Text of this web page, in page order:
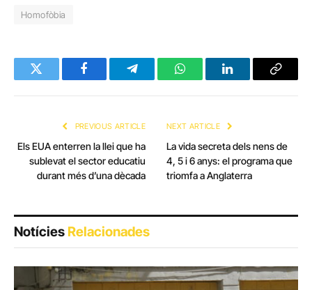
Homofòbia
Twitter FacebookTelegramWhatsAppLinkedInCopy
PREVIOUS ARTICLE
Els EUA enterren la llei que ha
sublevat el sector educatiu
durant més d’una dècada
NEXT ARTICLE
La vida secreta dels nens de
4, 5 i 6 anys: el programa que
triomfa a Anglaterra
NotíciesRelacionades